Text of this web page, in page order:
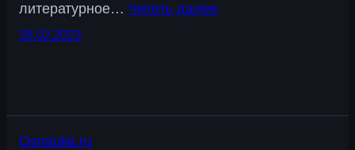
литературное… Читать далее
28.02.2023
Osnauka.ru